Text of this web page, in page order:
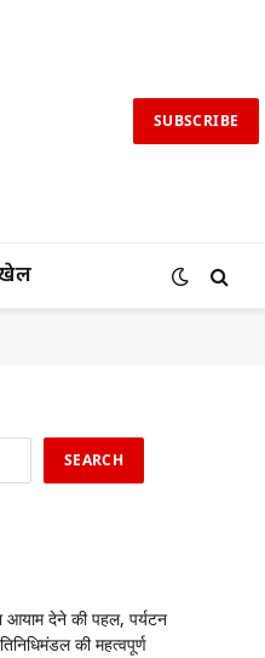
SUBSCRIBE
SEARCH
आयाम देने की पहल, पर्यटन
की महत्वपूर्ण